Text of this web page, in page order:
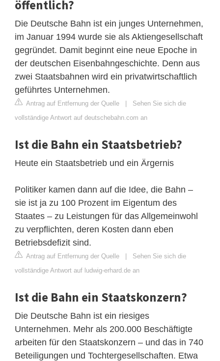
öffentlich?
Die Deutsche Bahn ist ein junges Unternehmen,
im Januar 1994 wurde sie als Aktiengesellschaft
gegründet. Damit beginnt eine neue Epoche in
der deutschen Eisenbahngeschichte. Denn aus
zwei Staatsbahnen wird ein privatwirtschaftlich
geführtes Unternehmen.
Antrag auf Entfernung der Quelle | Sehen Sie sich die
vollständige Antwort auf deutschebahn.com an
Ist die Bahn ein Staatsbetrieb?
Heute ein Staatsbetrieb und ein Ärgernis
Politiker kamen dann auf die Idee, die Bahn –
sie ist ja zu 100 Prozent im Eigentum des
Staates – zu Leistungen für das Allgemeinwohl
zu verpflichten, deren Kosten dann eben
Betriebsdefizit sind.
Antrag auf Entfernung der Quelle | Sehen Sie sich die
vollständige Antwort auf ludwig-erhard.de an
Ist die Bahn ein Staatskonzern?
Die Deutsche Bahn ist ein riesiges
Unternehmen. Mehr als 200.000 Beschäftigte
arbeiten für den Staatskonzern – und das in 740
Beteiligungen und Tochtergesellschaften. Etwa